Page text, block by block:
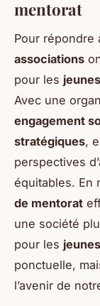
mentorat
Pour répondre
associations
pour les
Avec une
engagement
stratégiques,
perspectives
équitables. En
de mentorat
une société
pour les jeunes
ponctuelle,
l’avenir de